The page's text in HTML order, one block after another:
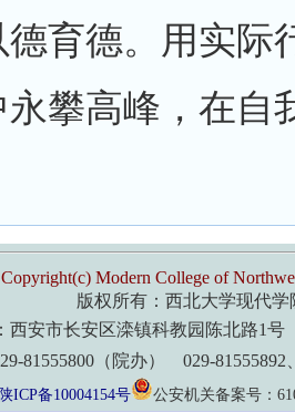
育德。用实际
攀高峰，在自
Copyright(c) Modern College of
版权所有：西北大学现代学
西安市长安区滦镇科教园陈北路1
81555800（院办） 029-81555892
陕ICP备10004154号 公安机关备案号：